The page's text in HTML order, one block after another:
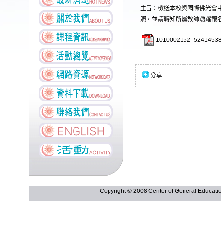
主旨：檢送本校與國際佛光
照，並請轉知所屬教師踴躍報
分享
Copyright © 2008 Center of General